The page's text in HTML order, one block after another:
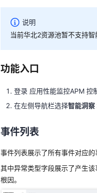
免费试用中心
多款云产品免费试用，快来开启
当前华北2资源池暂不支持智
在左侧导航栏选择智能洞察
事件列表展示了所有事件对应
其中异常类型字段展示了产生
根因。
说明
当前华北2资源池暂不支持智
功能入口
登录 应用性能监控APM 控
在左侧导航栏选择智能洞察
事件列表
事件列表展示了所有事件对应的
其中异常类型字段展示了产生
根因。